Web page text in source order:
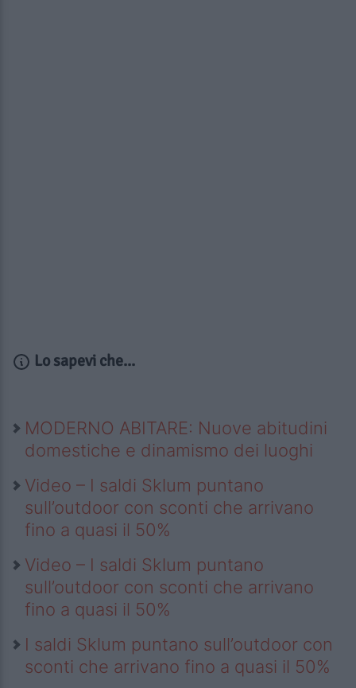
Lo sapevi che...
MODERNO ABITARE: Nuove abitudini
domestiche e dinamismo dei luoghi
Video – I saldi Sklum puntano
sull’outdoor con sconti che arrivano
fino a quasi il 50%
Video – I saldi Sklum puntano
sull’outdoor con sconti che arrivano
fino a quasi il 50%
I saldi Sklum puntano sull’outdoor con
sconti che arrivano fino a quasi il 50%